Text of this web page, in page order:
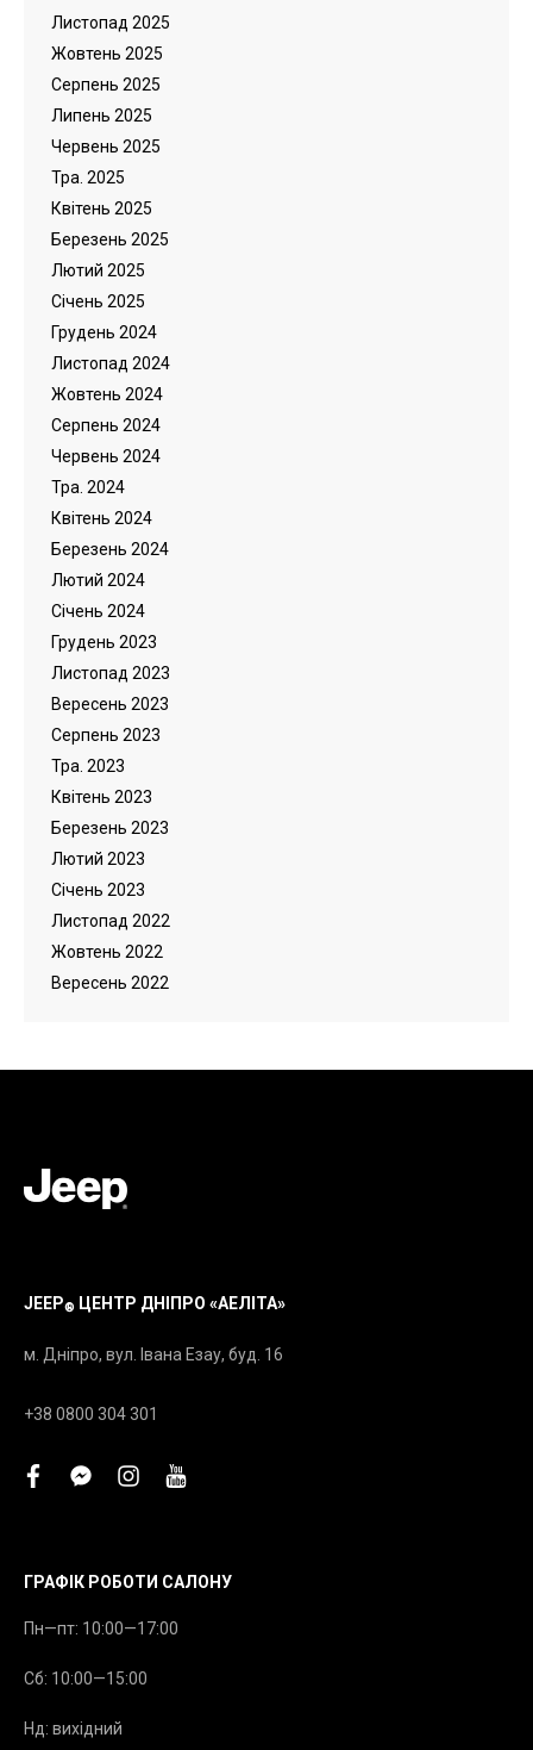
Листопад 2025
Жовтень 2025
Серпень 2025
Липень 2025
Червень 2025
Тра. 2025
Квітень 2025
Березень 2025
Лютий 2025
Cічень 2025
Грудень 2024
Листопад 2024
Жовтень 2024
Серпень 2024
Червень 2024
Тра. 2024
Квітень 2024
Березень 2024
Лютий 2024
Cічень 2024
Грудень 2023
Листопад 2023
Вересень 2023
Серпень 2023
Тра. 2023
Квітень 2023
Березень 2023
Лютий 2023
Cічень 2023
Листопад 2022
Жовтень 2022
Вересень 2022
JEEP® ЦЕНТР ДНІПРО «АЕЛІТА»
м. Дніпро, вул. Івана Езау, буд. 16
+38 0800 304 301
facebookfacebook-
instagram
youtube
ГРАФІК РОБОТИ САЛОНУ
Пн—пт: 10:00—17:00
Сб: 10:00—15:00
Нд: вихідний